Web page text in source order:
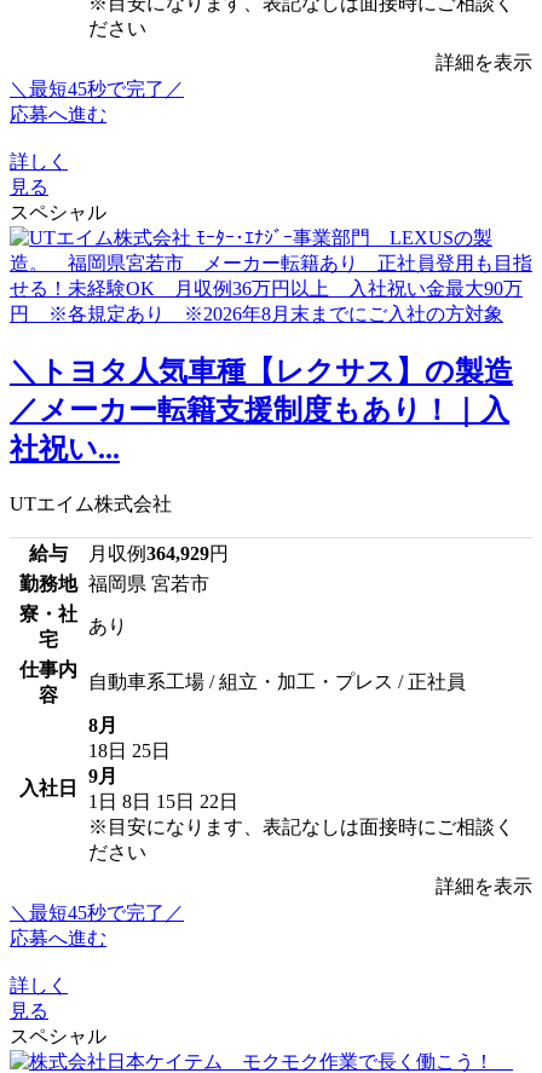
ださい
詳細を表示
＼最短45秒で完了／
応募へ進む
詳しく
見る
スペシャル
＼トヨタ人気車種【レクサス】の製造
／メーカー転籍支援制度もあり！｜入
社祝い...
UTエイム株式会社
給与 月収例364,929円
勤務地 福岡県 宮若市
寮・社
宅
あり
仕事内
容
自動車系工場 / 組立・加工・プレス / 正社員
入社日
8月
18日 25日
9月
1日 8日 15日 22日
※目安になります、表記なしは面接時にご相談く
ださい
詳細を表示
＼最短45秒で完了／
応募へ進む
詳しく
見る
スペシャル